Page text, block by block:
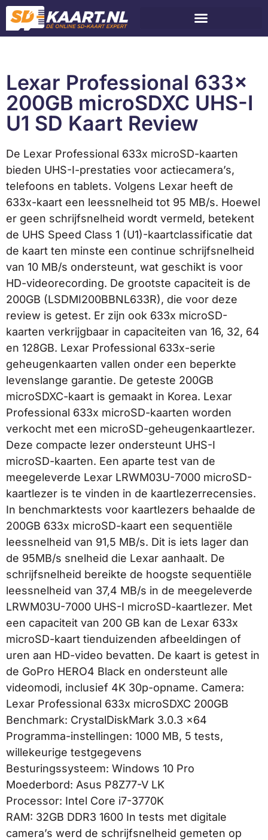
Lexar Professional 633x
200GB microSDXC UHS-I
U1 SD Kaart Review
De Lexar Professional 633x microSD-kaarten
bieden UHS-I-prestaties voor actiecamera’s,
telefoons en tablets. Volgens Lexar heeft de
633x-kaart een leessnelheid tot 95 MB/s. Hoewel
er geen schrijfsnelheid wordt vermeld, betekent
de UHS Speed Class 1 (U1)-kaartclassificatie dat
de kaart ten minste een continue schrijfsnelheid
van 10 MB/s ondersteunt, wat geschikt is voor
HD-videorecording. De grootste capaciteit is de
200GB (LSDMI200BBNL633R), die voor deze
review is getest. Er zijn ook 633x microSD-
kaarten verkrijgbaar in capaciteiten van 16, 32, 64
en 128GB. Lexar Professional 633x-serie
geheugenkaarten vallen onder een beperkte
levenslange garantie. De geteste 200GB
microSDXC-kaart is gemaakt in Korea. Lexar
Professional 633x microSD-kaarten worden
verkocht met een microSD-geheugenkaartlezer.
Deze compacte lezer ondersteunt UHS-I
microSD-kaarten. Een aparte test van de
meegeleverde Lexar LRWM03U-7000 microSD-
kaartlezer is te vinden in de kaartlezerrecensies.
In benchmarktests voor kaartlezers behaalde de
200GB 633x microSD-kaart een sequentiële
leessnelheid van 91,5 MB/s. Dit is iets lager dan
de 95MB/s snelheid die Lexar aanhaalt. De
schrijfsnelheid bereikte de hoogste sequentiële
leessnelheid van 37,4 MB/s in de meegeleverde
LRWM03U-7000 UHS-I microSD-kaartlezer. Met
een capaciteit van 200 GB kan de Lexar 633x
microSD-kaart tienduizenden afbeeldingen of
uren aan HD-video bevatten. De kaart is getest in
de GoPro HERO4 Black en ondersteunt alle
videomodi, inclusief 4K 30p-opname. Camera:
Lexar Professional 633x microSDXC 200GB
Benchmark: CrystalDiskMark 3.0.3 x64
Programma-instellingen: 1000 MB, 5 tests,
willekeurige testgegevens
Besturingssysteem: Windows 10 Pro
Moederbord: Asus P8Z77-V LK
Processor: Intel Core i7-3770K
RAM: 32GB DDR3 1600 In tests met digitale
camera’s werd de schrijfsnelheid gemeten op